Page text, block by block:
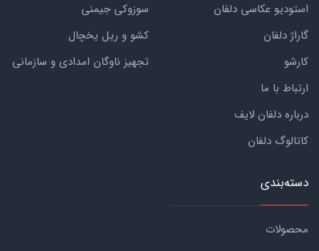
استودیو عکاسی دلفان
گاراژ دلفان
کارشو
ارتباط با ما
درباره دلفان لایف
کاتالوگ دلفان
سوزوکی جیمنی
کشو و ریل یخچال
تجهیز ناوگان امدادی و سازمانی
دسته‌بندی
محصولات